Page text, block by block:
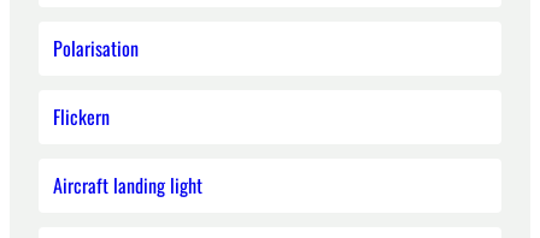
Polarisation
Flickern
Aircraft landing light